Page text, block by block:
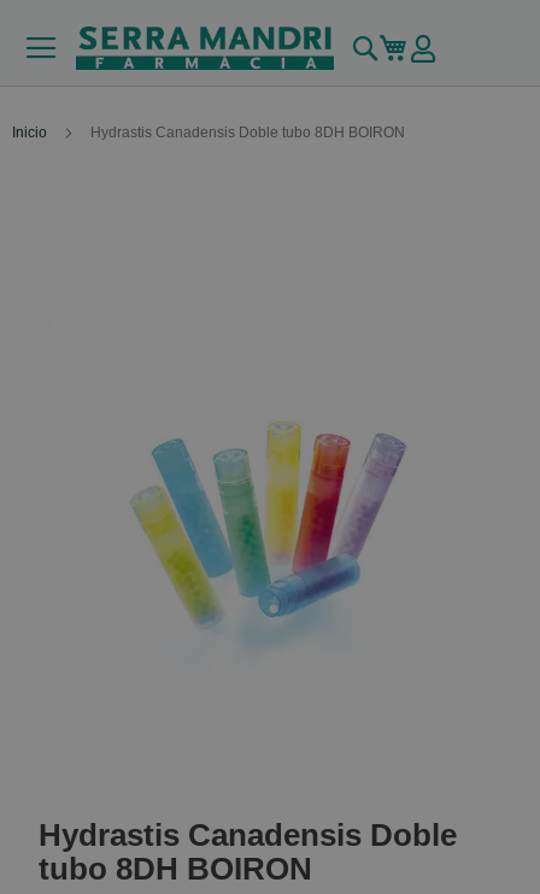
Buscar
Mi carrito
Inicio Hydrastis Canadensis Doble tubo 8DH BOIRON
the
beginning
of
Hydrastis Canadensis Doble
tubo 8DH BOIRON